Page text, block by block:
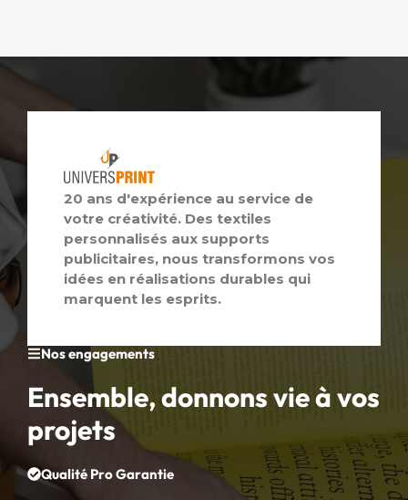
Nos engagements
Ensemble, donnons vie à vos
projets
Qualité Pro Garantie
20 ans d'expérience au service de
votre créativité. Des textiles
personnalisés aux supports
publicitaires, nous transformons vos
idées en réalisations durables qui
marquent les esprits.